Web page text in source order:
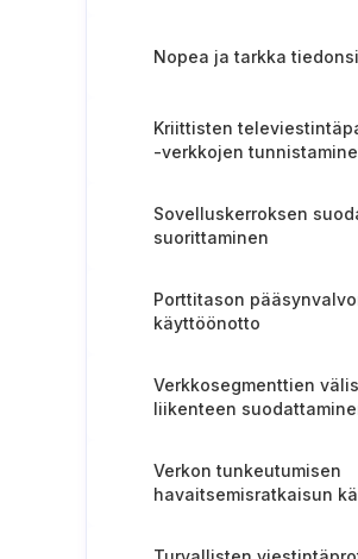
Nopea ja tarkka
Kriittisten
-verkkojen
Sovelluskerroksen
suorittaminen
Porttitason
käyttöönotto
Verkkosegmenttien
liikenteen
Verkon tunkeutumisen
havaitsemisratkaisun